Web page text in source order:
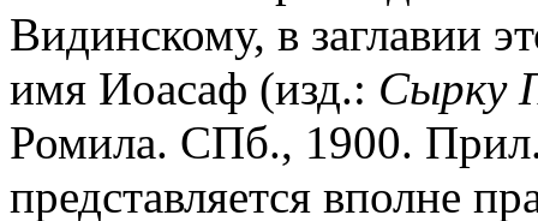
Видинскому, в заглавии
имя Иоасаф (изд.: Сырку
Ромила. СПб., 1900.
представляется вполне